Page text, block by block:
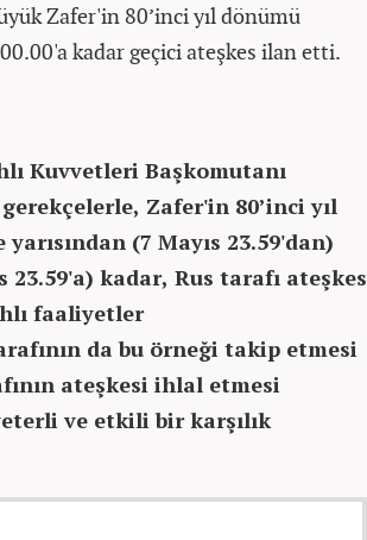
Zafer'in 80’inci yıl dönümü
kadar geçici ateşkes ilan etti.
Kuvvetleri Başkomutanı
Zafer'in 80’inci yıl
(7 Mayıs 23.59'dan)
23.59'a) kadar, Rus tarafı ateşkes
faaliyetler
da bu örneği takip etmesi
ateşkesi ihlal etmesi
ve etkili bir karşılık